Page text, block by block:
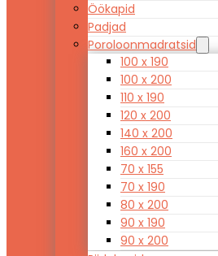
Öökapid
Padjad
Poroloonmadratsid
100 x 190
100 x 200
110 x 190
120 x 200
140 x 200
160 x 200
70 x 155
70 x 190
80 x 200
90 x 190
90 x 200